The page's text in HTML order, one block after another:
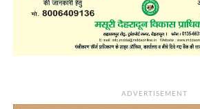
ADVERTISEMENT